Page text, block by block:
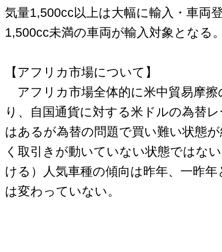
気量1,500cc以上は大幅に輸入・車両
1,500cc未満の車両が輸入対象となる
【アフリカ市場について】
アフリカ市場全体的に米中貿易摩
り、自国通貨に対する米ドルの為替
はあるが為替の問題で買い難い状態
く取引きが動いていない状態ではな
ける）人気車種の傾向は昨年、一昨
は変わっていない。